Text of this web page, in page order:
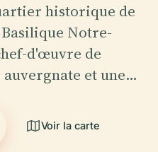
historique de
Notre-
d'œuvre de
et une…
Voir la carte